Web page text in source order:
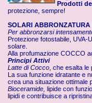
Prodotti
protezione, sempre!
SOLARI ABBRONZATURA
Per abbronzarsi
Protezione fotostabile, UVA-
solare.
Alla profumazione COCCO
Principi Attivi
Latte di Cocco , che esalta
La sua funzione idratante e
crea una situazione ottimale
Bioceramide, lipide con
lipidi e contribuisce a